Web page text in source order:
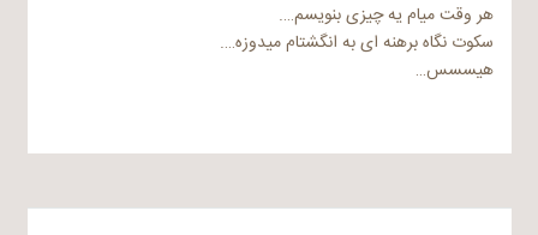
هر وقت میام یه چیزی بنویسم….
سکوت نگاه برهنه ای به انگشتام میدوزه….
هیسسس…